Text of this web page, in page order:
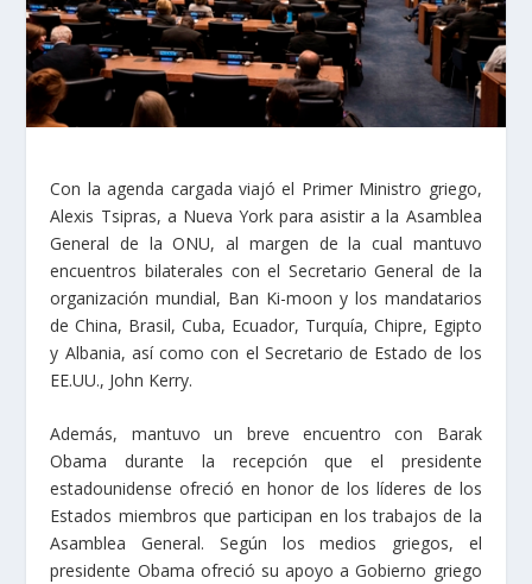
Con la agenda cargada viajó el Primer Ministro griego,
Alexis Tsipras, a Nueva York para asistir a la Asamblea
General de la ONU, al margen de la cual mantuvo
encuentros bilaterales con el Secretario General de la
organización mundial, Ban Ki-moon y los mandatarios
de China, Brasil, Cuba, Ecuador, Turquía, Chipre, Egipto
y Albania, así como con el Secretario de Estado de los
EE.UU., John Kerry.
Además, mantuvo un breve encuentro con Barak
Obama durante la recepción que el presidente
estadounidense ofreció en honor de los líderes de los
Estados miembros que participan en los trabajos de la
Asamblea General. Según los medios griegos, el
presidente Obama ofreció su apoyo a Gobierno griego